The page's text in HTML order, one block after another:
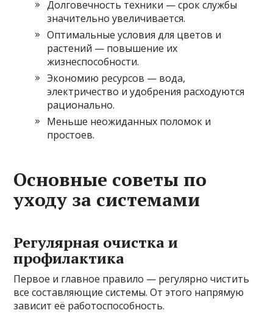
Долговечность техники — срок службы
значительно увеличивается.
Оптимальные условия для цветов и
растений — повышение их
жизнеспособности.
Экономию ресурсов — вода,
электричество и удобрения расходуются
рационально.
Меньше неожиданных поломок и
простоев.
Основные советы по
уходу за системами
Регулярная очистка и
профилактика
Первое и главное правило — регулярно чистить
все составляющие системы. От этого напрямую
зависит её работоспособность.